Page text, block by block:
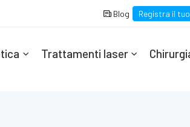
Blog Registra il
Trattamenti laser